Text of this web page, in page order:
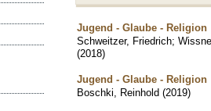
Jugend - Glaube -
Schweitzer, Friedrich;
(2018)
Jugend - Glaube -
Boschki, Reinhold (2019)